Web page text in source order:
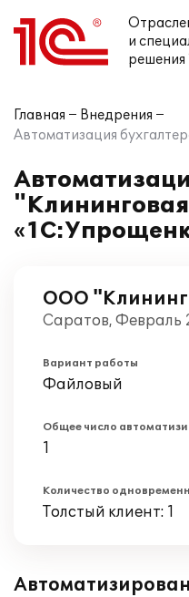
и
решения
Главная
Внедрения
Автоматизация
ООО
Саратов, Февраль
Вариант работы
Файловый
Общее число
1
Количество
Толстый клиент: 1